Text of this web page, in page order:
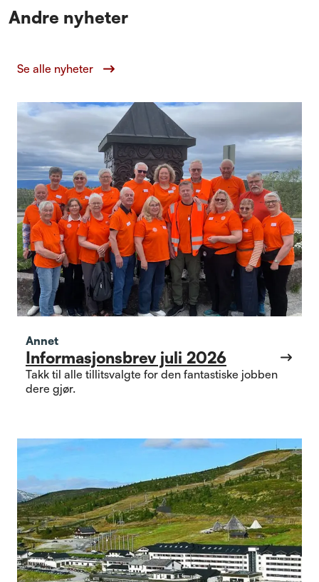
Andre nyheter
Se alle nyheter
Annet
Informasjonsbrev juli 2026
Takk til alle tillitsvalgte for den fantastiske jobben
dere gjør.